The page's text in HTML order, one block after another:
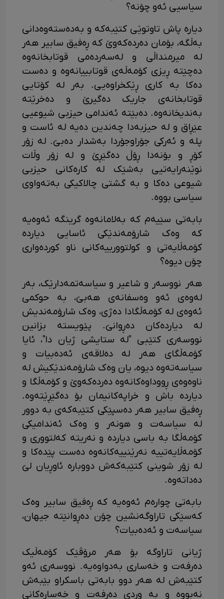
سیاسیی ئەو چۆنە؟
دیارە پاش تاوتوێی کتێبەکە و بەدەستەوەدانی
بەڵگە، بۆمان دەردەکەوێ کە ڕەفیق سابیر هەر
لە میرمنداڵی و لەسەردەمی قوتابخانەوە
دەچێتە ڕیزی کۆمەڵەی قوتابییانەوە و دەست
دەکا بە کاری ڕێکخراوەیی. بەر لە کۆتایی
قوتابخانەی جاریک دەگیرێ و دەخرێتە
بەندیخانەوە. دەبێتە ئەندامی حیزبی شیوعیی
عێڕاق و لە حیزبەدا چەندین دەیە لە ئاست و
پلە و ئەرکی جۆراوجۆردا بەشدار دەبێ. لە زۆر
کۆڕ و بۆنەدا ڕۆڵ دەگێڕێ و لە زۆر وڵات
نوێنەرایەتیی بەشێک لە کارەکانی حیزبی
شیوعی دەکا و بە گشتی چالاکیکی بەتەواوی
سیاسی بووە.
بابەتی سێیەم کە بەلامانەوە گرینگە ئەوەیە
کە وەک شارۆمەندێکی ئاسایی دیاردە
کۆمەڵایەتی و کولتوورییەکانی ناو کوردەواری
چۆن دیوە؟
هەر نووسەر و شاعیر و سیاسەتمەدارێک، بەر
لەوەی ئەو وەسفانەی هەبێ، بە حوکمی
ئەوەی لە کۆمەڵگادا دەژی، وەک شارۆمەندیش
لە دیاردەکان دەڕوانێ. پێویستە بزانین
نووسەری کتێبی "لە ستایشی ژیان دا"، ئایا
کۆمەڵگای هەر لە دەلاقەی ئەدەبیات و
سیاسەتەوە دیوە، یان وەک شارۆمەندێکیش لە
ناوەوەی ڕووداوەکانەوە دەردەکەوێ و کۆمەڵگا و
دیاردە باش و خراپەکانیمان بۆ دەگێڕێتەوە.
ڕەفیق سابیر هەر دەسپێکی کتێبەکەی بە دوور
لە سیاسەت و هونەر و وەک ئەندامیکی
کۆمەڵگا بە باسی دیاردە و نەریتە کەلتووری و
کۆمەڵایەتییە نەرێنییەکانەوە دەست پێدەکا و
لە زۆر شوینی کتێبەکەش دووبارە ئاوڕیان لێ
دەداتەوە.
بابەتی چوارەم ئەوەیە کە ڕەفیق سابیر وەک
کەسێکی تاراوگەنشین چۆن دەڕوانێتە جیهان،
سیاسەت و ئەدەبیات؟
ژیانی تاراوگە بۆ هەر مرۆڤێک کۆمەڵیک
دەرفەت و خەساری بەدواوەیە. نووسەری ئەو
کتێبەش لە هەر دوو بابەتی باسکراو بێبەش
نەبووە و بە وردی دەرفەت و خەسارەکانی